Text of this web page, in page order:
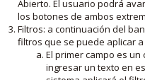
Abierto. El usuario podrá
los botones de ambos
Filtros: a continuación del
filtros que se puede aplicar
El primer campo es
ingresar un texto en